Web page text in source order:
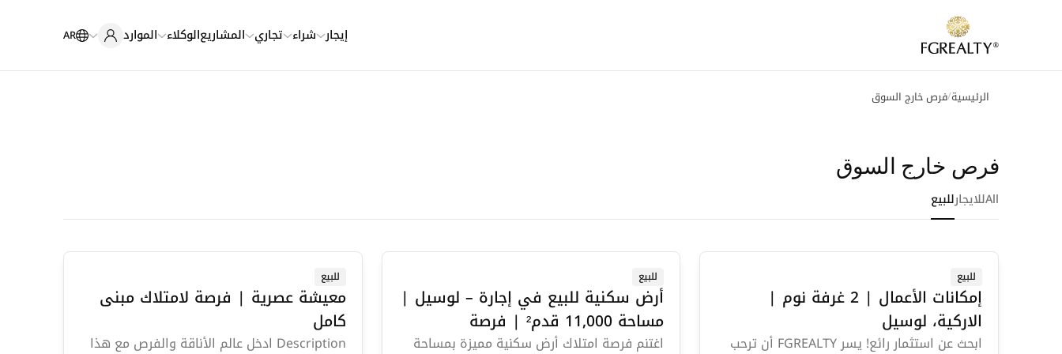
إيجار شراء تجاري المشاريعالوكلاء الموارد AR
الرئيسية/فرص خارج السوق
فرص خارج السوق
Allللايجارللبيع
للبيع
إمكانات الأعمال | 2 غرفة نوم |
الاركية، لوسيل
ابحث عن استثمار رائع! يسر FGREALTY أن ترحب
للبيع
أرض سكنية للبيع في إجارة – لوسيل |
مساحة 11,000 قدم² | فرصة
استثمارية مميزة
اغتنم فرصة امتلاك أرض سكنية مميزة بمساحة
للبيع
معيشة عصرية | فرصة لامتلاك مبنى
كامل
Description ادخل عالم الأناقة والفرص مع هذا